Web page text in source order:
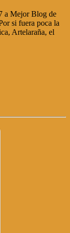
a Mejor Blog de
si fuera poca la
Artelaraña, el